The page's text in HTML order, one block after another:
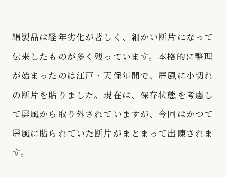
絹製品は経年劣化が著しく、細かい断片になって
伝来したものが多く残っています。本格的に整理
が始まったのは江戸・天保年間で、屏風に小切れ
の断片を貼りました。現在は、保存状態を考慮し
て屏風から取り外されていますが、今回はかつて
屏風に貼られていた断片がまとまって出陳されま
す。